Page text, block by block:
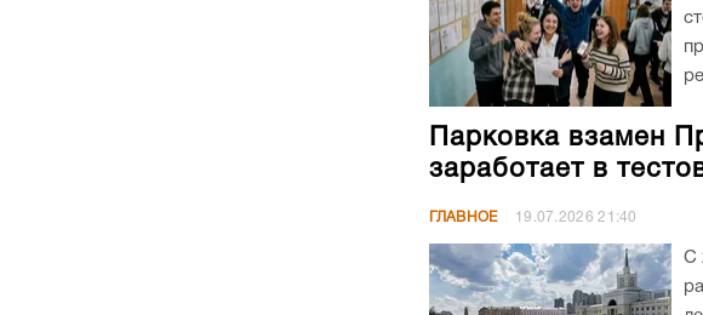
Парковка взамен
заработает в
ГЛАВНОЕ 19.07.202621:40
С